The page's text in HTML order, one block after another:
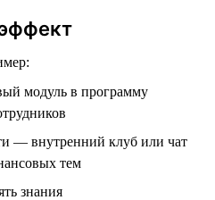
модуль в программу
— внутренний клуб или чат
тем
знания